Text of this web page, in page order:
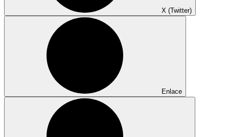
X (Twitter)
Enlace